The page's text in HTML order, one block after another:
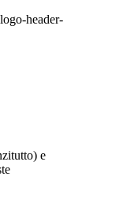
header-
e